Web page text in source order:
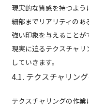
現実的な質感を持つよう
細部までリアリティのあ
強い印象を与えることが
現実に迫るテクスチャ
していきます。
4.1. テクスチャリン
テクスチャリングの作